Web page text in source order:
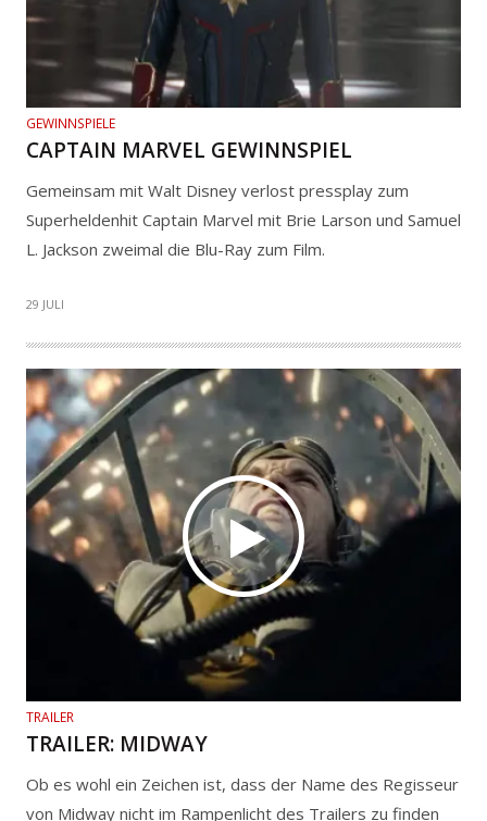
GEWINNSPIELE
CAPTAIN MARVEL GEWINNSPIEL
Gemeinsam mit Walt Disney verlost pressplay zum
Superheldenhit Captain Marvel mit Brie Larson und Samuel
L. Jackson zweimal die Blu-Ray zum Film.
29 JULI
TRAILER
TRAILER: MIDWAY
Ob es wohl ein Zeichen ist, dass der Name des Regisseur
von Midway nicht im Rampenlicht des Trailers zu finden